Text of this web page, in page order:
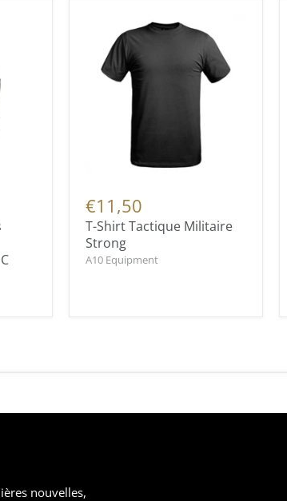
€11,50
T-Shirt Tactique Militaire
Strong
A10 Equipment
nouvelles,